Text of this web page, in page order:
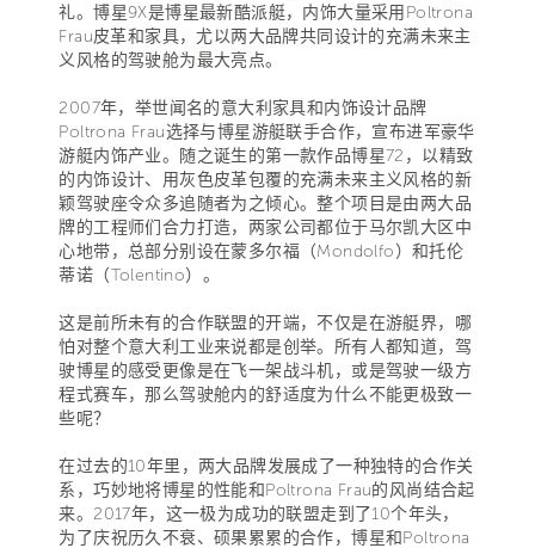
礼。博星9X是博星最新酷派艇，内饰大量采用Poltrona
Frau皮革和家具，尤以两大品牌共同设计的充满未来主
义风格的驾驶舱为最大亮点。
2007年，举世闻名的意大利家具和内饰设计品牌
Poltrona Frau选择与博星游艇联手合作，宣布进军豪华
游艇内饰产业。随之诞生的第一款作品博星72，以精致
的内饰设计、用灰色皮革包覆的充满未来主义风格的新
颖驾驶座令众多追随者为之倾心。整个项目是由两大品
牌的工程师们合力打造，两家公司都位于马尔凯大区中
心地带，总部分别设在蒙多尔福（Mondolfo）和托伦
蒂诺（Tolentino）。
这是前所未有的合作联盟的开端，不仅是在游艇界，哪
怕对整个意大利工业来说都是创举。所有人都知道，驾
驶博星的感受更像是在飞一架战斗机，或是驾驶一级方
程式赛车，那么驾驶舱内的舒适度为什么不能更极致一
些呢？
在过去的10年里，两大品牌发展成了一种独特的合作关
系，巧妙地将博星的性能和Poltrona Frau的风尚结合起
来。2017年，这一极为成功的联盟走到了10个年头，
为了庆祝历久不衰、硕果累累的合作，博星和Poltrona